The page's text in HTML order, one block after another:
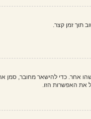
תוך זמן קצר.
אחר. כדי להישאר מחובר,
את האפשרות הזו.